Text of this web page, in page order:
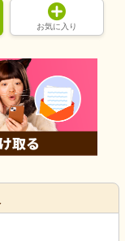
お気に入り